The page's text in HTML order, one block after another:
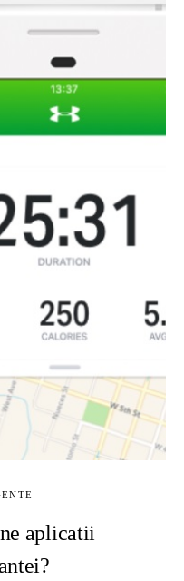
aplicatii